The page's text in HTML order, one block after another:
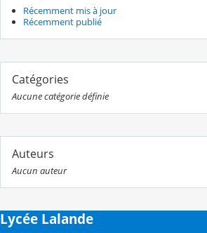
Récemment mis à jour
Récemment publié
Catégories
Aucune catégorie définie
Auteurs
Aucun auteur
Lycée Lalande